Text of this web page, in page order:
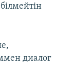
диалог